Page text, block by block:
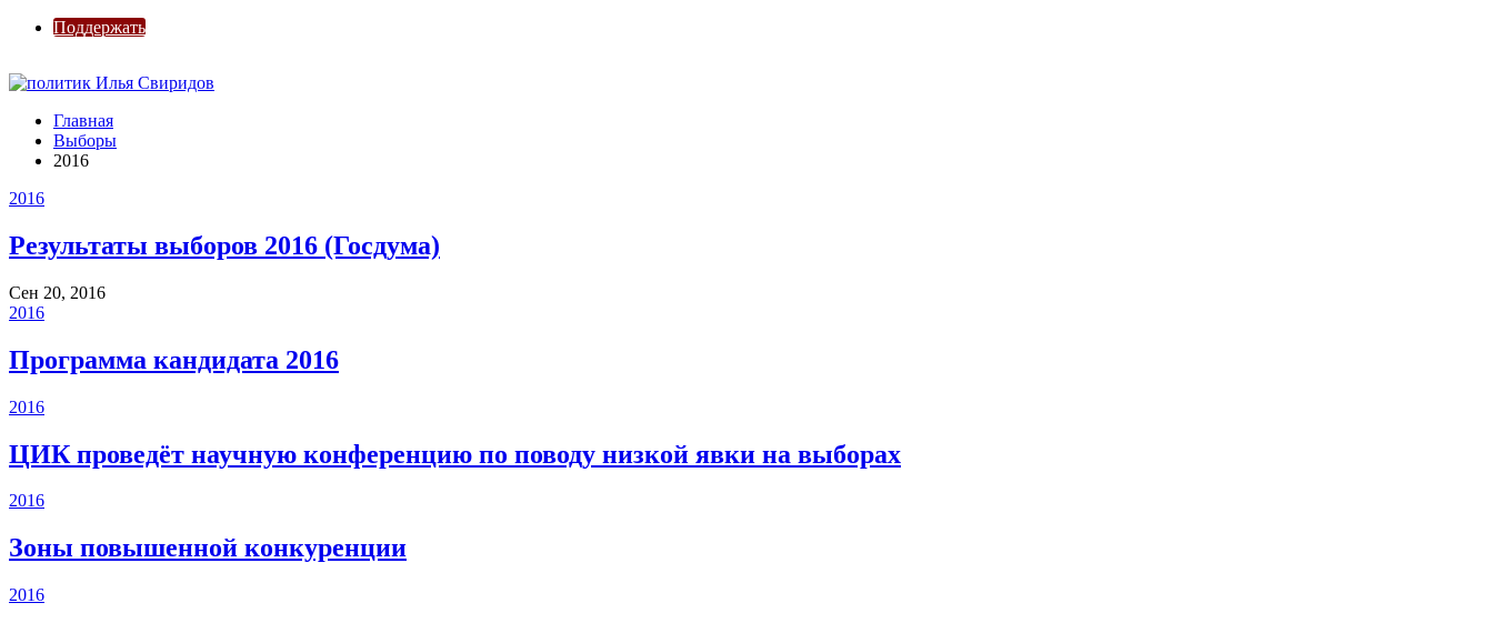
Поддержать
Главная
Выборы
2016
2016
Результаты выборов 2016 (Госдума)
Сен 20, 2016
2016
Программа кандидата 2016
2016
ЦИК проведёт научную конференцию по поводу низкой явки на выборах
2016
Зоны повышенной конкуренции
2016